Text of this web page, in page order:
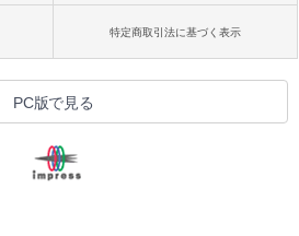
特定商取引法に基づく表示
PC版で見る